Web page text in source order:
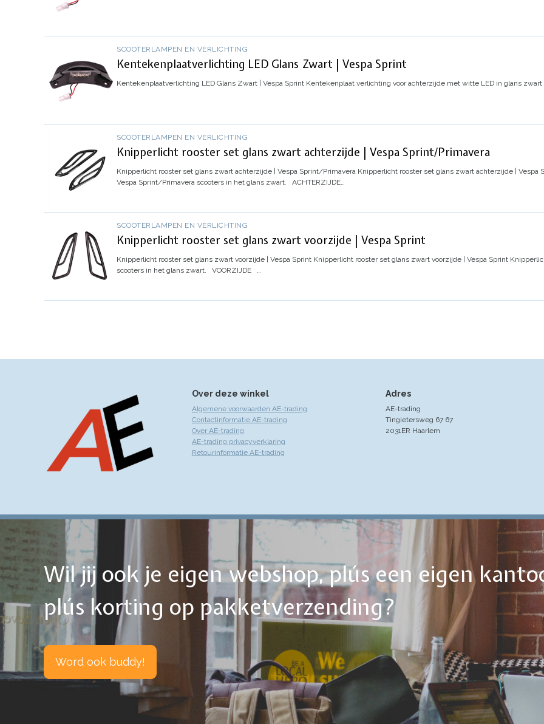
SCOOTERLAMPEN EN VERLICHTING
Kentekenplaatverlichting LED Glans Zwart | Vespa Sprint
Kentekenplaatverlichting LED Glans Zwart | Vespa Sprint Kentekenplaat verlichting voor achterzijde met witte LED in glans zwart
SCOOTERLAMPEN EN VERLICHTING
Knipperlicht rooster set glans zwart achterzijde | Vespa Sprint/Primavera
Knipperlicht rooster set glans zwart achterzijde | Vespa Sprint/Primavera Knipperlicht rooster set glans zwart achterzijde | Vespa
Vespa Sprint/Primavera scooters in het glans zwart.
ACHTERZIJDE…
SCOOTERLAMPEN EN VERLICHTING
Knipperlicht rooster set glans zwart voorzijde | Vespa Sprint
Knipperlicht rooster set glans zwart voorzijde | Vespa Sprint Knipperlicht rooster set glans zwart voorzijde | Vespa Sprint
scooters in het glans zwart.
VOORZIJDE …
Over deze winkel
Algemene voorwaarden AE-trading
Contactinformatie AE-trading
Over AE-trading
AE-trading privacyverklaring
Retourinformatie AE-trading
Adres
AE-trading
Tingietersweg 67 67
2031ER Haarlem
Wil jij ook je eigen webshop, plús een eigen
plús korting op pakketverzending?
Word ook buddy!